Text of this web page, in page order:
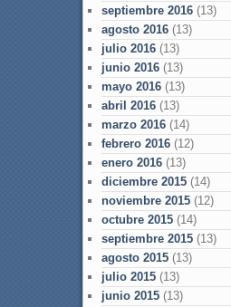
septiembre 2016(13)
agosto 2016(13)
julio 2016(13)
junio 2016(13)
mayo 2016(13)
abril 2016(13)
marzo 2016(14)
febrero 2016(12)
enero 2016(13)
diciembre 2015(14)
noviembre 2015(12)
octubre 2015(14)
septiembre 2015(13)
agosto 2015(13)
julio 2015(13)
junio 2015(13)